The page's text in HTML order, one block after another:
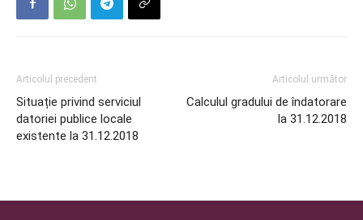
Articolul precedent
Situație privind serviciul
datoriei publice locale
existente la 31.12.2018
Articolul următor
Calculul gradului de îndatorare
la 31.12.2018